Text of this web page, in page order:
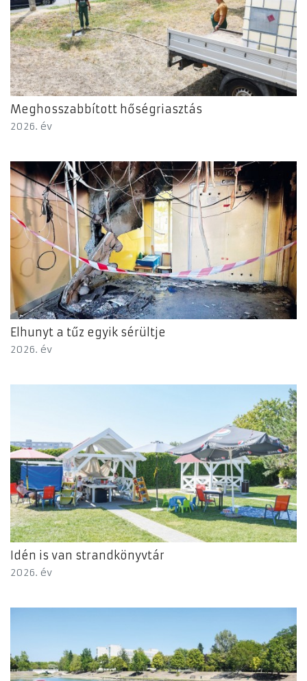
Meghosszabbított hőségriasztás
2026. év
Elhunyt a tűz egyik sérültje
2026. év
Idén is van strandkönyvtár
2026. év